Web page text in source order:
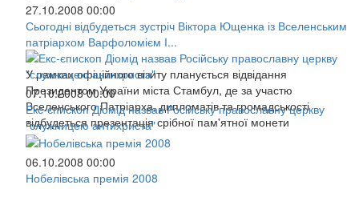
27.10.2008 00:00
Сьогодні відбудеться зустріч Віктора Ющенка із Вселенським
патріархом Варфоломієм І...
У рамках офіційного візиту планується відвідання
Президентом України міста Стамбул, де за участю
Вселенського Патріарха, дипломатів та громадськості
відбудеться презентація срібної пам'ятної монети
07.10.2008 00:00
Екс-єпископ Діомід назвав Російську православну церкву
"служницею антихриста"
06.10.2008 00:00
Нобелівська премія 2008